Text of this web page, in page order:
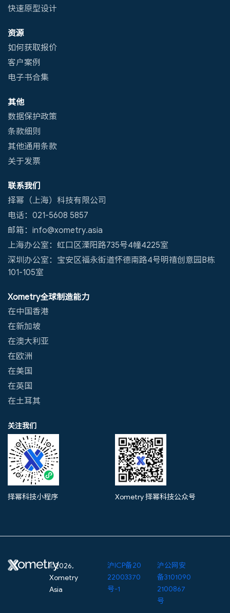
快速原型设计
资源
如何获取报价
客户案例
电子书合集
其他
数据保护政策
条款细则
其他通用条款
关于发票
联系我们
择幂（上海）科技有限公司
电话：021-5608 5857
邮箱：info@xometry.asia
上海办公室：虹口区溧阳路735号4幢4225室
深圳办公室：宝安区福永街道怀德南路4号明禧创意园B栋
101-105室
Xometry全球制造能力
在中国香港
在新加坡
在澳大利亚
在欧洲
在美国
在英国
在土耳其
关注我们
择幂科技小程序 Xometry 择幂科技公众号
©2026,
Xometry
Asia
沪ICP备20
22003370
号-1
沪公网安
备3101090
2100867
号